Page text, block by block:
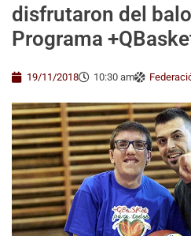
disfrutaron del
Programa
19/11/2018 10:30 am